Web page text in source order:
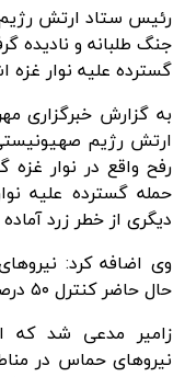
رئیس ستاد ارتش
جنگ طلبانه و نادیده
گسترده علیه نوار غزه
به گزارش خبرگزاری
ارتش رژیم
رفح واقع در نوار غزه
حمله گسترده علیه
دیگری ازخطرزرد
وی اضافه کرد:
حال حاضرکنترل ۵۰ درصد از نوار غزه را به دست داریم.
زامیر مدعی شد که
نیروهای حماس در